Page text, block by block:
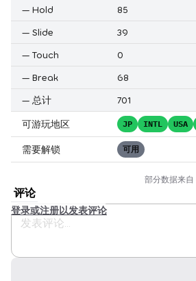
— Hold
85
— Slide
39
— Touch
0
— Break
68
— 总计 701
可游玩地区 JP INTL USA
需要解锁 可用
部分数据来自
评论
登录或注册以发表评论